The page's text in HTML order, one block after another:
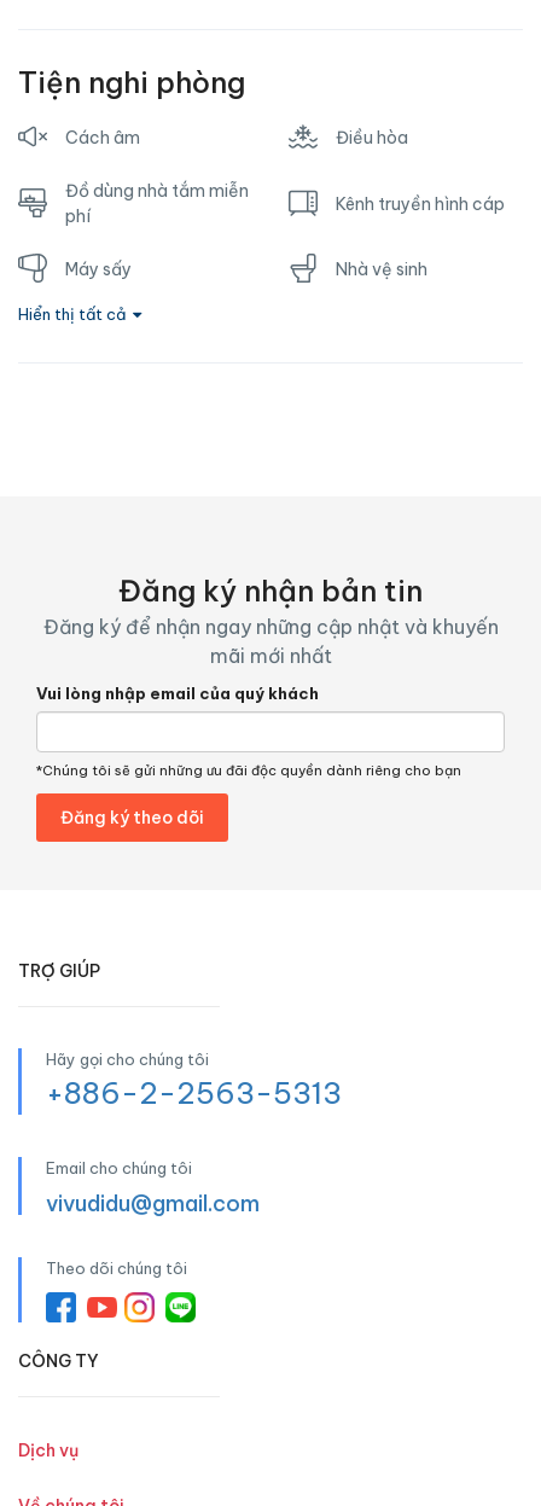
Tiện nghi phòng
Cách âm Điều hòa
Đồ dùng nhà tắm miễn
phí
Kênh truyền hình cáp
Máy sấy Nhà vệ sinh
Nước nóng
Hiển thị tất cả
Đăng ký nhận bản tin
Đăng ký để nhận ngay những cập nhật và khuyến
mãi mới nhất
Vui lòng nhập email của quý khách
*Chúng tôi sẽ gửi những ưu đãi độc quyền dành riêng cho bạn
TRỢ GIÚP
Hãy gọi cho chúng tôi
+886-2-2563-5313
Email cho chúng tôi
vivudidu@gmail.com
Theo dõi chúng tôi
CÔNG TY
Dịch vụ